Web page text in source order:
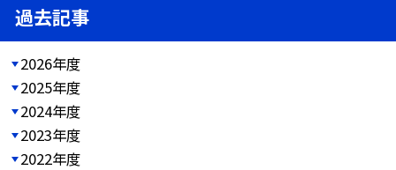
過去記事
2026年度
2025年度
2024年度
2023年度
2022年度